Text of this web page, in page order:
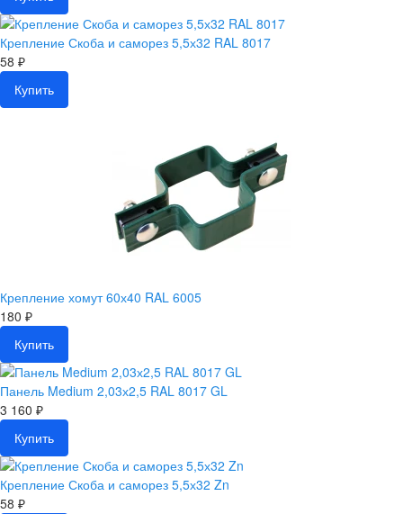
Крепление Скоба и саморез 5,5х32 RAL 8017
58 ₽
Купить
Крепление хомут 60х40 RAL 6005
180 ₽
Купить
Панель Medium 2,03х2,5 RAL 8017 GL
3 160 ₽
Купить
Крепление Скоба и саморез 5,5х32 Zn
58 ₽